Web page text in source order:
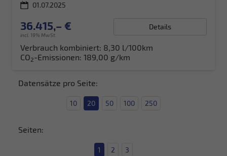
01.07.2025
36.415,– €
incl. 19% MwSt.
Details
Verbrauch kombiniert: 8,30 l/100km
CO2-Emissionen: 189,00 g/km
Datensätze pro Seite:
10 20 50 100 250
Seiten:
1 2 3